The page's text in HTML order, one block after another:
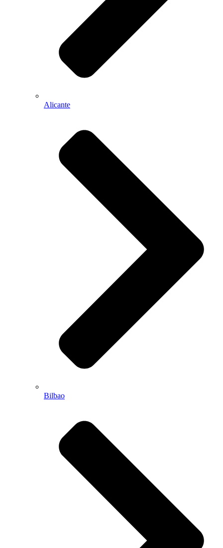
Alicante
Bilbao